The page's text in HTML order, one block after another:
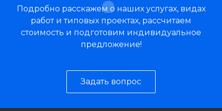
Подробно расскажем о наших услугах, видах
работ и типовых проектах, рассчитаем
стоимость и подготовим индивидуальное
предложение!
Задать вопрос